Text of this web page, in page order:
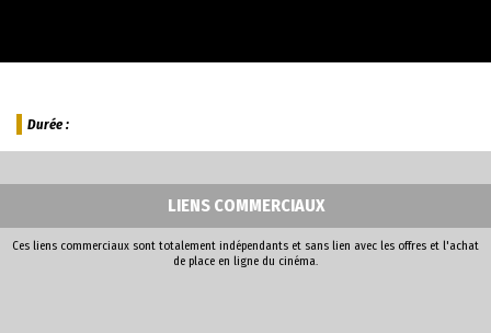
Durée :
LIENS COMMERCIAUX
Ces liens commerciaux sont totalement indépendants et sans lien avec les offres et l'achat
de place en ligne du cinéma.